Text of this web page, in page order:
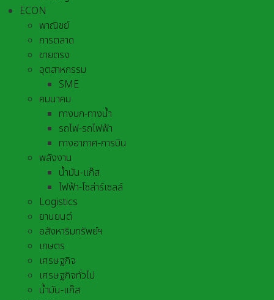
ECON
พาณิชย์
การตลาด
ขายตรง
อุตสาหกรรม
SME
คมนาคม
ทางบก-ทางน้ำ
รถไฟ-รถไฟฟ้า
ทางอากาศ-การบิน
พลังงาน
น้ำมัน-แก๊ส
ไฟฟ้า-โซล่าร์เซลล์
Logistics
ยานยนต์
อสังหาริมทรัพย์ฯ
เกษตร
เศรษฐกิจ
เศรษฐกิจทั่วไป
น้ำมัน-แก๊ส